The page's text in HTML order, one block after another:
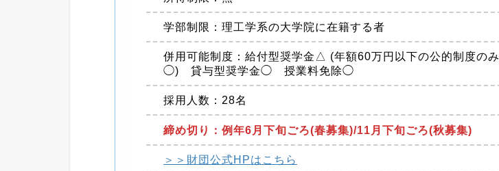
学部制限：理工学系の大学院に在籍する者
併用可能制度：給付型奨学金△ (年額60万円以下の公的制度のみ
◯) 貸与型奨学金◯ 授業料免除◯
採用人数：28名
締め切り：例年6月下旬ごろ(春募集)/11月下旬ごろ(秋募集)
＞＞財団公式HPはこちら